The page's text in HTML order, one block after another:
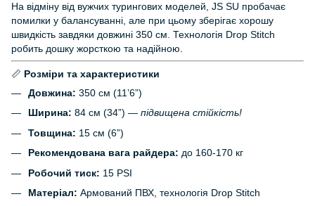
На відміну від вужчих турингових моделей, JS SU пробачає
помилки у балансуванні, але при цьому зберігає хорошу
швидкість завдяки довжині 350 см. Технологія Drop Stitch
робить дошку жорсткою та надійною.
📏 Розміри та характеристики
Довжина: 350 см (11’6”)
Ширина: 84 см (34”) — підвищена стійкість!
Товщина: 15 см (6”)
Рекомендована вага райдера: до 160-170 кг
Робочий тиск: 15 PSI
Матеріал: Армований ПВХ, технологія Drop Stitch